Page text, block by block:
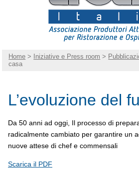
Home > Iniziative e Press room >
casa
L’evoluzione del
Da 50 anni ad oggi, Il processo di
radicalmente cambiato per garantire un
nuove attese di chef e commensali
Scarica il PDF